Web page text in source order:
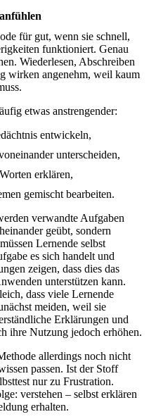
für gut, wenn sie schnell,
funktioniert. Genau
Wiederlesen, Abschreiben
wirken angenehm, weil kaum
etwas anstrengender:
entwickeln,
unterscheiden,
erklären,
gemischt bearbeiten.
verwandte Aufgaben
geübt, sondern
Lernende selbst
es sich handelt und
zeigen, dass dies das
unterstützen kann.
dass viele Lernende
meiden, weil sie
Erklärungen und
ihre Nutzung jedoch erhöhen.
allerdings noch nicht
passen. Ist der Stoff
nur zu Frustration.
verstehen – selbst erklären
erhalten.